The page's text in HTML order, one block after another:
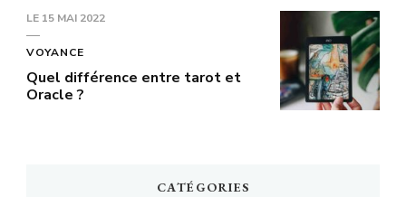
LE 15 MAI 2022
VOYANCE
Quel différence entre tarot et
Oracle ?
CATÉGORIES